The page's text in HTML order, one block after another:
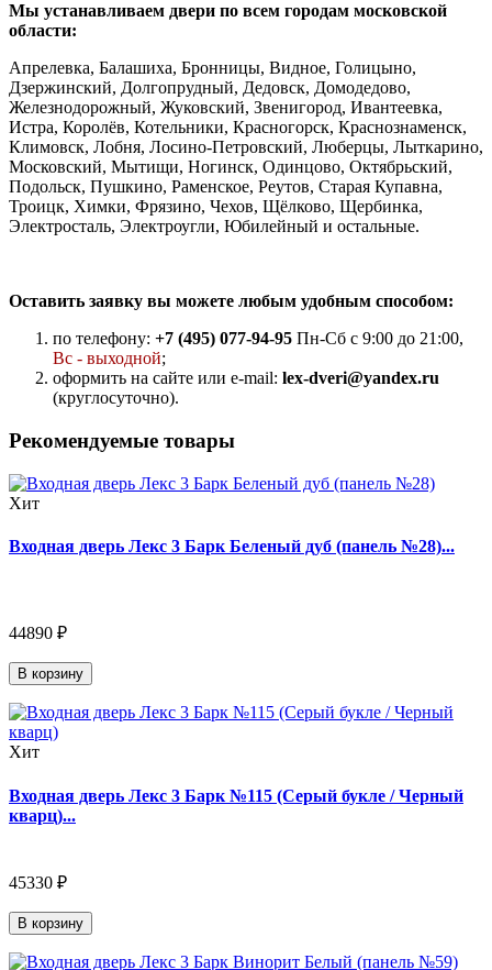
Мы устанавливаем двери по всем городам московской
области:
Апрелевка, Балашиха, Бронницы, Видное, Голицыно,
Дзержинский, Долгопрудный, Дедовск, Домодедово,
Железнодорожный, Жуковский, Звенигород, Ивантеевка,
Истра, Королёв, Котельники, Красногорск, Краснознаменск,
Климовск, Лобня, Лосино-Петровский, Люберцы, Лыткарино,
Московский, Мытищи, Ногинск, Одинцово, Октябрьский,
Подольск, Пушкино, Раменское, Реутов, Старая Купавна,
Троицк, Химки, Фрязино, Чехов, Щёлково, Щербинка,
Электросталь, Электроугли, Юбилейный и остальные.
Оставить заявку вы можете любым удобным способом:
по телефону: +7 (495) 077-94-95 Пн-Сб с 9:00 до 21:00,
Вс - выходной;
оформить на сайте или e-mail: lex-dveri@yandex.ru
(круглосуточно).
Рекомендуемые товары
Хит
Входная дверь Лекс 3 Барк Беленый дуб (панель №28)...
44890 ₽
В корзину
Хит
Входная дверь Лекс 3 Барк №115 (Серый букле / Черный
кварц)...
45330 ₽
В корзину